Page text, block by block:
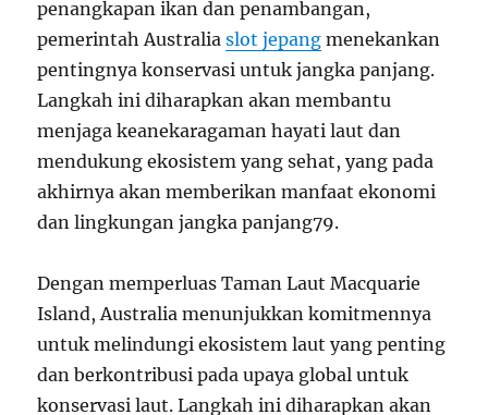
penangkapan ikan dan penambangan,
pemerintah Australiaslot jepang menekankan
pentingnya konservasi untuk jangka panjang.
Langkah ini diharapkan akan membantu
menjaga keanekaragaman hayati laut dan
mendukung ekosistem yang sehat, yang pada
akhirnya akan memberikan manfaat ekonomi
dan lingkungan jangka panjang79.
Dengan memperluas Taman Laut Macquarie
Island, Australia menunjukkan komitmennya
untuk melindungi ekosistem laut yang penting
dan berkontribusi pada upaya global untuk
konservasi laut. Langkah ini diharapkan akan